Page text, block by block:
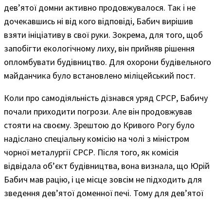
дев’ятої домни активно продовжувалося. Так і не
дочекавшись ні від кого відповіді, Бабич вирішив
взяти ініціативу в свої руки. Зокрема, для того, щоб
запобігти екологічному лиху, він прийняв рішення
опломбувати будівництво. Для охорони будівельного
майданчика було встановлено міліцейський пост.
Коли про самодіяльність дізнався уряд СРСР, Бабичу
почали приходити погрози. Але він продовжував
стояти на своєму. Зрештою до Кривого Рогу було
надіслано спеціальну комісію на чолі з міністром
чорної металургії СРСР. Після того, як комісія
відвідала об’єкт будівництва, вона визнала, що Юрій
Бабич мав рацію, і це місце зовсім не підходить для
зведення дев’ятої доменної печі. Тому для дев’ятої